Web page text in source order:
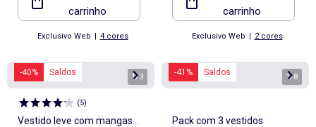
carrinho
Exclusivo Web | 4 cores
carrinho
Exclusivo Web | 2 cores
-40% Saldos 1/3
(5)
Vestido leve com mangas
-41% Saldos 1/8
Pack com 3 vestidos